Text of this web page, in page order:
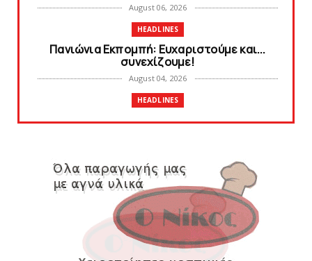
August 06, 2026
HEADLINES
Πανιώνια Εκπομπή: Eυχαριστούμε και...
συνεχίζουμε!
August 04, 2026
HEADLINES
Θλίψη για τον χαμό του Γιώργου
SLIDE
Ξεκινά η ελεύθερη διάθεση των εισιτηρίων
διαρκείας του βόλεϊ...
August 04, 2026
HEADLINES